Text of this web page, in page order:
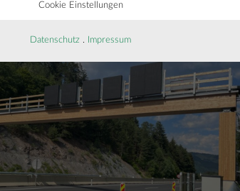
Cookie Einstellungen
Datenschutz . Impressum